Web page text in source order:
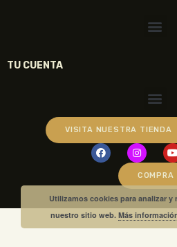
TU CUENTA
VISITA NUESTRA TIENDA
Utilizamos cookies para analizar y
nuestro sitio web.Más